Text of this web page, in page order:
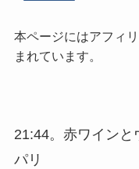
本ページにはアフィ
まれています。
21:44。赤ワインと
パリ